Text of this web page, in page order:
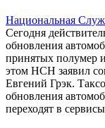
Национальная
Сегодня
обновления
принятых полумер
этом НСН заявил
Евгений Грэк.
обновления
переходят в